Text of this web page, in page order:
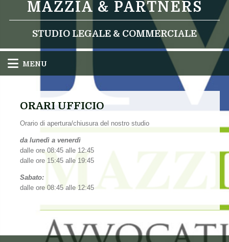
MAZZIA & PARTNERS
STUDIO LEGALE & COMMERCIALE
MENU
ORARI UFFICIO
Orario di apertura/chiusura del nostro studio
da lunedì a venerdì
dalle ore 08:45 alle 12:45
dalle ore 15:45 alle 19:45
Sabato:
dalle ore 08:45 alle 12:45